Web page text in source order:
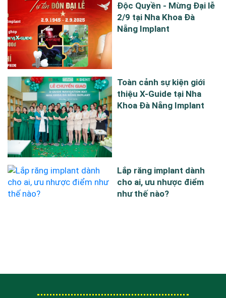
Độc Quyền - Mừng Đại lễ
2/9 tại Nha Khoa Đà
Nẵng Implant
Toàn cảnh sự kiện giới
thiệu X-Guide tại Nha
Khoa Đà Nẵng Implant
Lắp răng implant dành
cho ai, ưu nhược điểm
như thế nào?